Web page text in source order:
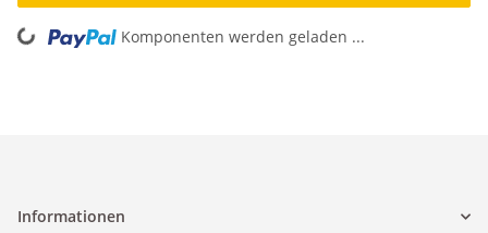
Loading... Komponenten werden geladen ...
Informationen